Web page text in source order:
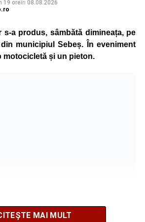
femeia a suferit leziuni corporale
specialitate.
cu aparatul etilotest, rezultatul
19 oreîn 08.08.2026
s-a produs, sâmbătă dimineața, pe
municipiul Sebeș. În eveniment
motocicletă și un pieton.
MAI MULT